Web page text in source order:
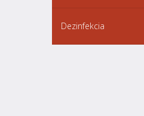
Dezinfekcia